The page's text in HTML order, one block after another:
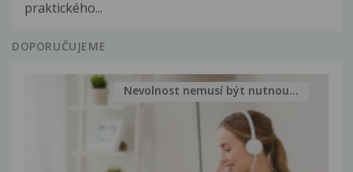
praktického...
DOPORUČUJEME
Nevolnost nemusí být nutnou...